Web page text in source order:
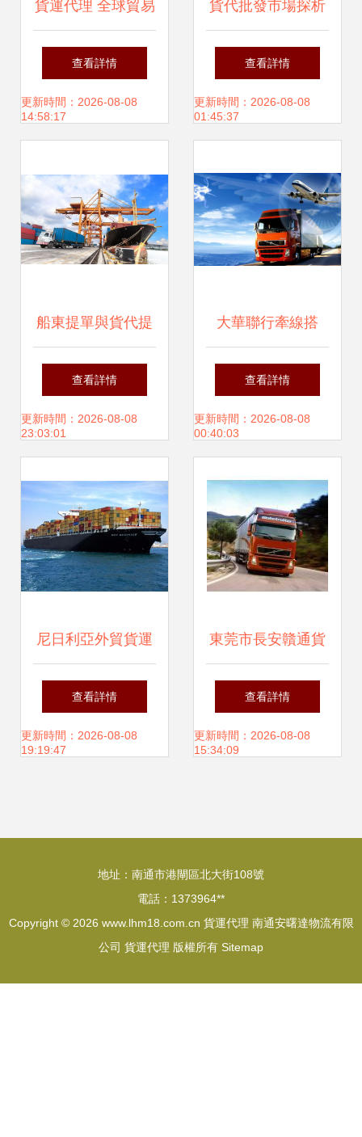
貨運代理 全球貿易
的橋梁與商務服務
的關鍵支柱
查看詳情
更新時間：2026-08-08
14:58:17
貨代批發市場探析
如何篩選可靠的貨
代廠家貨源與優質
查看詳情
更新時間：2026-08-08
01:45:37
船東提單與貨代提
單 核心區別與貨運
代理的關鍵角色
查看詳情
更新時間：2026-08-08
23:03:01
大華聯行牽線搭
橋，助力大型物流
企業考察靜海區貨
查看詳情
更新時間：2026-08-08
00:40:03
尼日利亞外貿貨運
代理 非洲進出口海
運的關鍵伙伴
查看詳情
更新時間：2026-08-08
19:19:47
東莞市長安贛通貨
運代理服務部 連接
您與世界的物流橋
查看詳情
更新時間：2026-08-08
15:34:09
地址：南通市港閘區北大街108號
電話：1373964**
Copyright © 2026 www.lhm18.com.cn 貨運代理 南通安曙達物流有限
公司 貨運代理 版權所有 Sitemap